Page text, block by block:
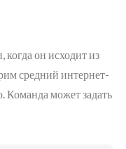
он исходит из
средний интернет-
Команда может задать